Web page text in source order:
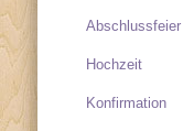
Abschlussfeier
Hochzeit
Konfirmation